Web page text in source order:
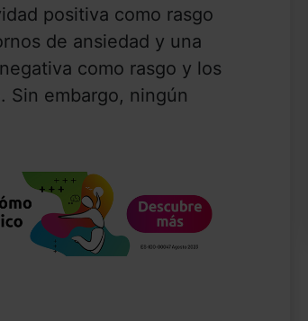
positiva como rasgo
de ansiedad y una
como rasgo y los
Sin embargo, ningún